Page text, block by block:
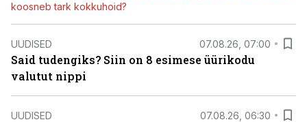
koosneb tark kokkuhoid?
UUDISED 07.08.26, 07:00
Said tudengiks? Siin on 8 esimese üürikodu
valutut nippi
UUDISED 07.08.26, 06:30